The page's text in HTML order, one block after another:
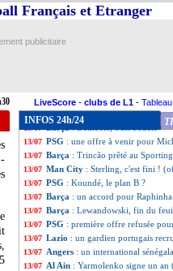
Français et Etranger
publicitaire
LiveScore - clubs de L1 -
INFOS 24h/24
13/07 Bayern: Lewandowski, sa
13/07 ASSE: Gourna-Douath file à
13/07 Rennes
13/07 VIDEO : Dieng régale à
13/07 OM: bientôt une "belle
13/07 PSG : une offre à venir pour
13/07 Barça : Trincão prêté au
13/07 Man City : Sterling, c'est fini !
13/07 PSG : Koundé, le plan B ?
13/07 Barça : un accord pour
13/07 Barça : Lewandowski, fin du
13/07 PSG : première offre refusée
13/07 Lazio : un gardien portugais
13/07 Angers : un international
13/07 Al Ain : Yarmolenko signe un